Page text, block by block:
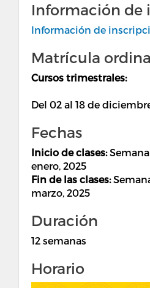
Información de
Información de
Matrícula
Cursos trimestrales:
Del 02 al 18 de
Fechas
Inicio de clases:
enero, 2025
Fin de las clases:
marzo, 2025
Duración
12 semanas
Horario